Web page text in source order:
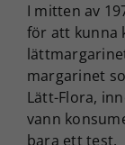
I mitten av
för att kunna
margarinet
Lätt-Flora,
vann
bara ett test.